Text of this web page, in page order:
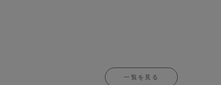
一覧を見る